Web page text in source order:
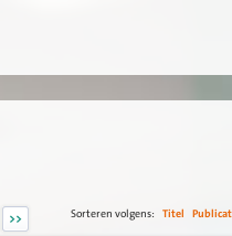
>> Sorteren volgens: Titel